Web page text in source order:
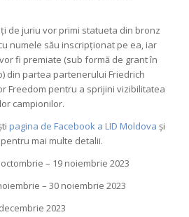
de juriu vor primi statueta din bronz
numele său inscripționat pe ea, iar
fi premiate (sub formă de grant în
din partea partenerului Friedrich
Freedom pentru a sprijini vizibilitatea
campionilor.
pagina de Facebook a LID Moldova și
pentru mai multe detalii.
– 19 noiembrie 2023
– 30 noiembrie 2023
2023